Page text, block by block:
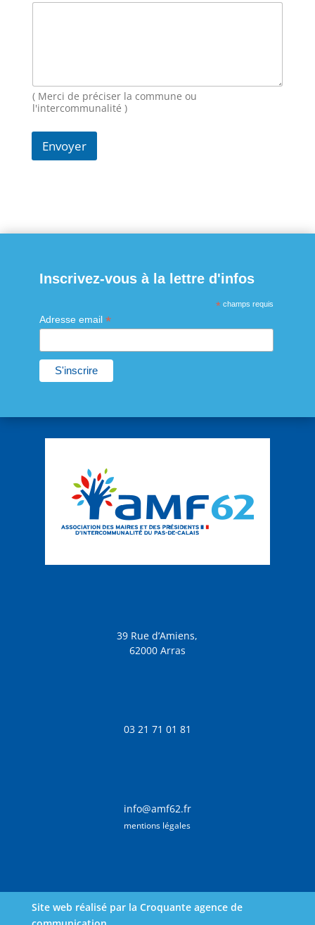
l
g
e( Merci de préciser la commune ou
l'intercommunalité )
Envoyer
Inscrivez-vous à la lettre d'infos
* champs requis
Adresse email *
39 Rue d’Amiens,
62000 Arras
03 21 71 01 81
info@amf62.fr
mentions légales
Site web réalisé par la Croquante agence de